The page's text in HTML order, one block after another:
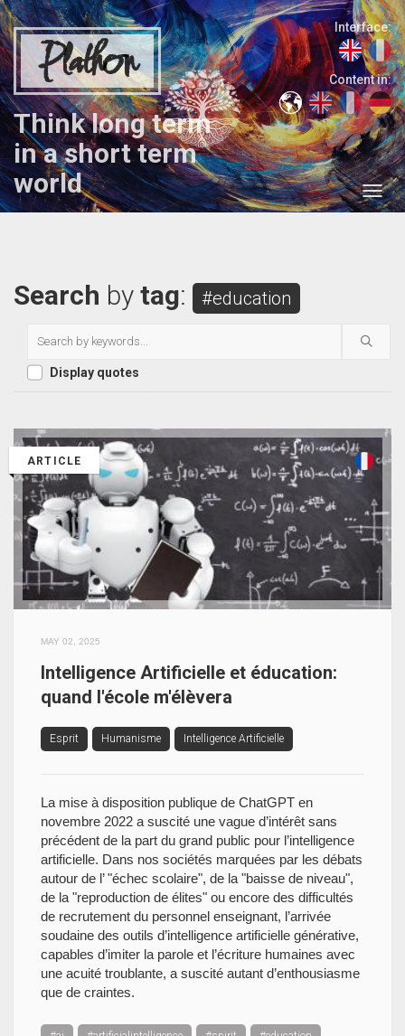
Plathon
Think long term
in a short term
world
Interface:
Content in:
Search by tag: #education
Display quotes
ARTICLE
MAY 02, 2025
Intelligence Artificielle et éducation:
quand l'école m'élèvera
Esprit Humanisme Intelligence Artificielle
La mise à disposition publique de ChatGPT en
novembre 2022 a suscité une vague d’intérêt sans
précédent de la part du grand public pour l’intelligence
artificielle. Dans nos sociétés marquées par les débats
autour de l’ "échec scolaire", de la "baisse de niveau",
de la "reproduction de élites" ou encore des difficultés
de recrutement du personnel enseignant, l’arrivée
soudaine des outils d’intelligence artificielle générative,
capables d’imiter la parole et l’écriture humaines avec
une acuité troublante, a suscité autant d’enthousiasme
que de craintes.